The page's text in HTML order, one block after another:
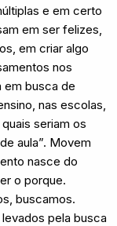
e em certo
em ser felizes,
em criar algo
nos
em busca de
nas escolas,
seriam os
aula”. Movem
nasce do
o porque.
buscamos.
pela busca